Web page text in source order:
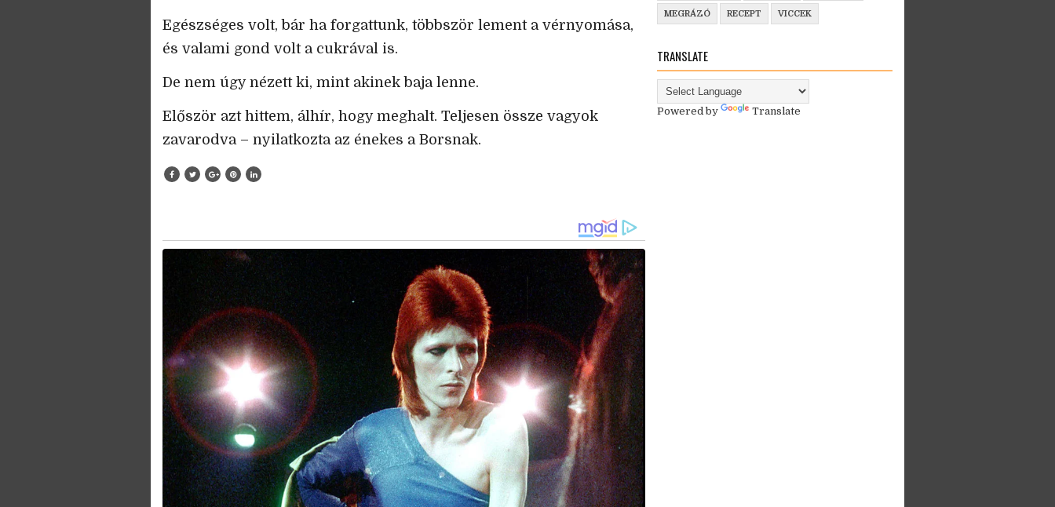
Egészséges volt, bár ha forgattunk, többször lement a vérnyomása,
és valami gond volt a cukrával is.
De nem úgy nézett ki, mint akinek baja lenne.
Először azt hittem, álhír, hogy meghalt. Teljesen össze vagyok
zavarodva – nyilatkozta az énekes a Borsnak.
MEGRÁZÓ RECEPT VICCEK
TRANSLATE
Powered by Translate